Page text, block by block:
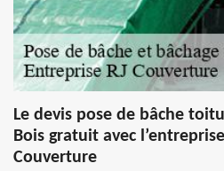
Le devis pose de bâche
Bois gratuit avec
Couverture